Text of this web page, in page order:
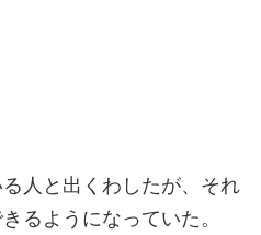
人と出くわしたが、それ
るようになっていた。